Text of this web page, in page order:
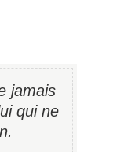
jamais
qui ne